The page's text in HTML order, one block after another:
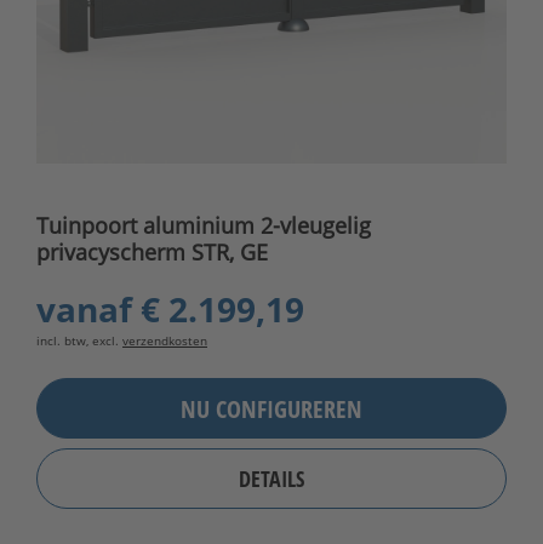
Tuinpoort aluminium 2-vleugelig
privacyscherm STR, GE
vanaf€ 2.199,19
incl. btw, excl. verzendkosten
NU CONFIGUREREN
DETAILS